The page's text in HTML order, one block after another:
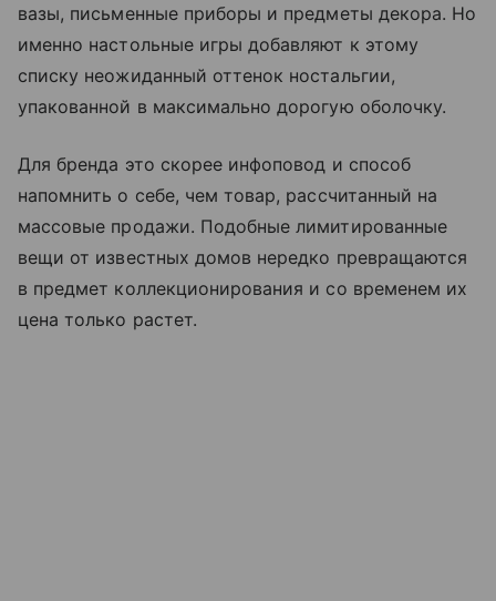
вазы, письменные приборы и предметы декора. Но
именно настольные игры добавляют к этому
списку неожиданный оттенок ностальгии,
упакованной в максимально дорогую оболочку.
Для бренда это скорее инфоповод и способ
напомнить о себе, чем товар, рассчитанный на
массовые продажи. Подобные лимитированные
вещи от известных домов нередко превращаются
в предмет коллекционирования и со временем их
цена только растет.